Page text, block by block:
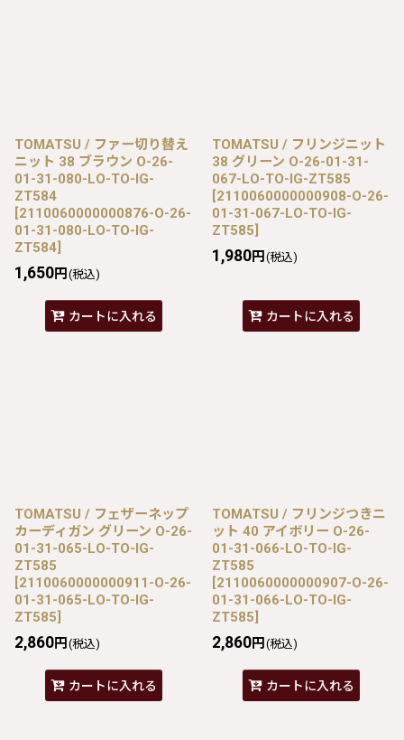
TOMATSU / ファー切り替え
ニット 38 ブラウン O-26-
01-31-080-LO-TO-IG-
ZT584
[2110060000000876-O-26-
01-31-080-LO-TO-IG-
ZT584]
1,650円 (税込)
カートに入れる
TOMATSU / フリンジニット
38 グリーン O-26-01-31-
067-LO-TO-IG-ZT585
[2110060000000908-O-26-
01-31-067-LO-TO-IG-
ZT585]
1,980円 (税込)
カートに入れる
TOMATSU / フェザーネップ
カーディガン グリーン O-26-
01-31-065-LO-TO-IG-
ZT585
[2110060000000911-O-26-
01-31-065-LO-TO-IG-
ZT585]
2,860円 (税込)
カートに入れる
TOMATSU / フリンジつきニ
ット 40 アイボリー O-26-
01-31-066-LO-TO-IG-
ZT585
[2110060000000907-O-26-
01-31-066-LO-TO-IG-
ZT585]
2,860円 (税込)
カートに入れる